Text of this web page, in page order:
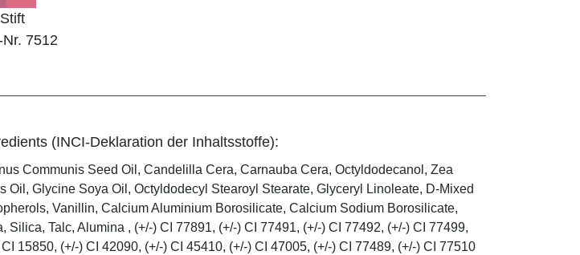
7512
(INCI-Deklaration der Inhaltsstoffe):
Communis Seed Oil, Candelilla Cera, Carnauba Cera, Octyldodecanol, Zea
Oil, Glycine Soya Oil, Octyldodecyl Stearoyl Stearate, Glyceryl Linoleate, D-Mixed
Vanillin, Calcium Aluminium Borosilicate, Calcium Sodium Borosilicate,
Silica, Talc, Alumina , (+/-) CI 77891, (+/-) CI 77491, (+/-) CI 77492, (+/-) CI 77499,
CI 15850, (+/-) CI 42090, (+/-) CI 45410, (+/-) CI 47005, (+/-) CI 77489, (+/-) CI 77510